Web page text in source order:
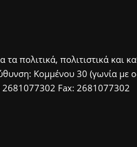
πολιτικά, πολιτιστικά και
Κομμένου 30 (γωνία με
Fax: 2681077302